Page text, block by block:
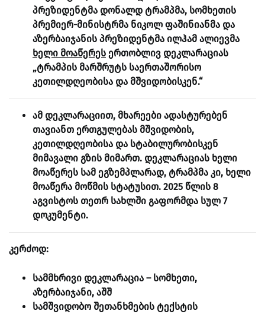
პრეზიდენტმა დონალდ ტრამპმა, სომხეთის
პრემიერ-მინისტრმა ნიკოლ ფაშინიანმა და
აზერბაიჯანის პრეზიდენტმა ილჰამ ალიევმა
ხელი მოაწერეს ერთობლივ დეკლარაციას
„ტრამპის მარშრუტს საერთაშორისო
კეთილდღეობისა და მშვიდობისკენ.“
ამ დეკლარაციით, მხარეები ადასტურებენ
თავიანთ ერთგულებას მშვიდობის,
კეთილდღეობისა და სტაბილურობისკენ
მიმავალი გზის მიმართ. დეკლარაციას ხელი
მოაწერეს სამ ეგზემპლარად, ტრამპმა კი, ხელი
მოაწერა მოწმის სტატუსით. 2025 წლის 8
აგვისტოს თეთრ სახლში გაფორმდა სულ 7
დოკუმენტი.
კერძოდ:
სამმხრივი დეკლარაცია – სომხეთი,
აზერბაიჯანი, აშშ
სამშვიდობო შეთანხმების ტექსტის